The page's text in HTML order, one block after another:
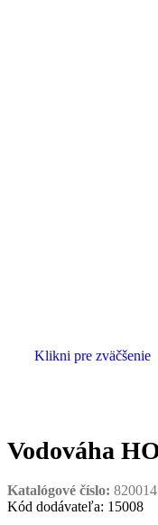
Klikni pre zväčšenie
Vodováha
Katalógové číslo:
Kód dodávateľa: 15008